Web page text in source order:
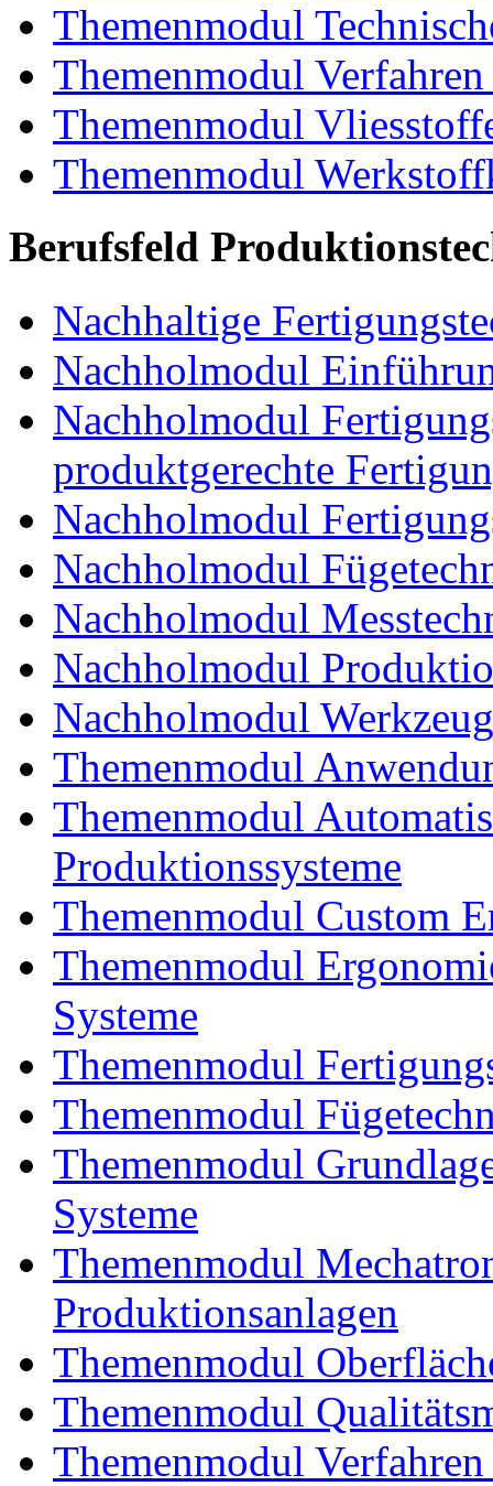
Themenmodul
Themenmodul
Themenmodul
Themenmodul
Berufsfeld
Nachhaltige
Nachholmodul
Nachholmodul
produktgerechte
Nachholmodul
Nachholmodul
Nachholmodul
Nachholmodul
Nachholmodul
Themenmodul
Themenmodul
Produktionssysteme
Themenmodul Custom
Themenmodul
Systeme
Themenmodul
Themenmodul
Themenmodul
Systeme
Themenmodul
Produktionsanlagen
Themenmodul
Themenmodul
Themenmodul